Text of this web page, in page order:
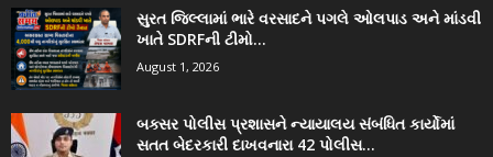
સુરત જિલ્લામાં ભારે વરસાદને પગલે ઓલપાડ અને માંડવી
ખાતે SDRFની ટીમો...
August 1, 2026
બક્સર પોલીસ પ્રશાસને ન્યાયાલય સંબંધિત કાર્યોમાં
સતત બેદરકારી દાખવનારા 42 પોલીસ...